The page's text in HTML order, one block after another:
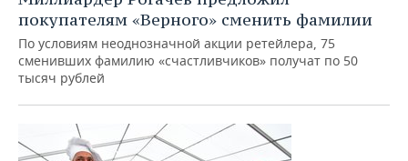
покупателям «Верного» сменить фамилии
По условиям неоднозначной акции ретейлера, 75
сменивших фамилию «счастливчиков» получат по 50
тысяч рублей